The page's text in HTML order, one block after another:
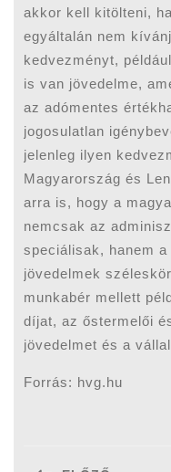
akkor kell kitölteni,
egyáltalán nem
kedvezményt,
is van jövedelme,
az adómentes
jogosulatlan
jelenleg ilyen
Magyarország és
arra is, hogy a
nemcsak az
speciálisak, hanem
jövedelmek
munkabér mellett
díjat, az őstermelői
jövedelmet és a
Forrás: hvg.hu